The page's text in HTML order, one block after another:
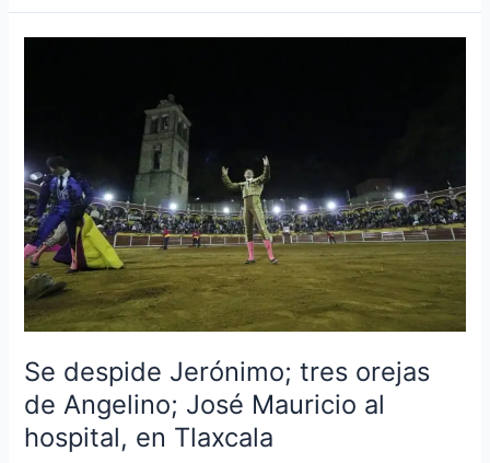
Se despide Jerónimo; tres orejas
de Angelino; José Mauricio al
hospital, en Tlaxcala
orejas
de
Angelino;
José
Mauricio
al
hospital,
Tlaxcala